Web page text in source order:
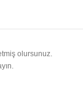
olursunuz.